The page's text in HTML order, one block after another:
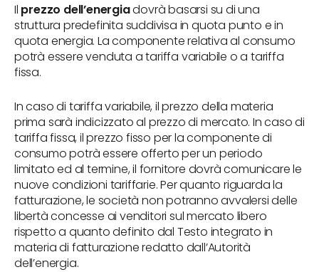
Il prezzo dell’energiadovrà basarsi su di una
struttura predefinita suddivisa in quota punto e in
quota energia. La componente relativa al consumo
potrà essere venduta a tariffa variabile o a tariffa
fissa.
In caso di tariffa variabile, il prezzo della materia
prima sarà indicizzato al prezzo di mercato. In caso di
tariffa fissa, il prezzo fisso per la componente di
consumo potrà essere offerto per un periodo
limitato ed al termine, il fornitore dovrà comunicare le
nuove condizioni tariffarie. Per quanto riguarda la
fatturazione, le società non potranno avvalersi delle
libertà concesse ai venditori sul mercato libero
rispetto a quanto definito dal Testo integrato in
materia di fatturazione redatto dall’Autorità
dell’energia.